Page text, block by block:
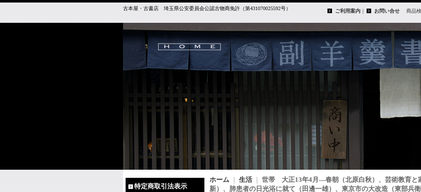
古本屋・古書店 埼玉県公安委員会公認古物商免許（第431070025592号） ご利用案内｜ お問い合せ 商品
特定商取引法表示
ホーム 生活｜ 世帯 大正13年4月―春朝（北原白秋）、芸術教育と
新）、肺患者の日光浴に就て（田邊一雄）、東京市の大改造（東部